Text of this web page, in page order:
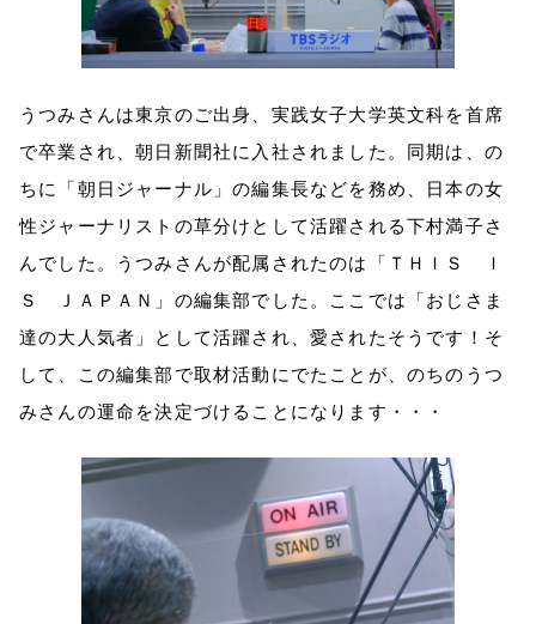
うつみさんは東京のご出身、実践女子大学英文科を首席
で卒業され、朝日新聞社に入社されました。同期は、の
ちに「朝日ジャーナル」の編集長などを務め、日本の女
性ジャーナリストの草分けとして活躍される下村満子さ
んでした。うつみさんが配属されたのは「ＴＨＩＳ Ｉ
Ｓ ＪＡＰＡＮ」の編集部でした。ここでは「おじさま
達の大人気者」として活躍され、愛されたそうです！そ
して、この編集部で取材活動にでたことが、のちのうつ
みさんの運命を決定づけることになります・・・